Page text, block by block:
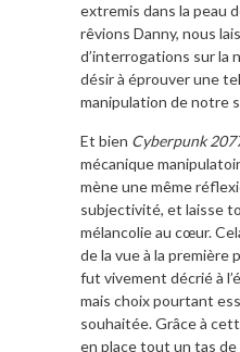
extremis dans la peau
rêvions Danny, nous
d’interrogations sur la
désir à éprouver une
manipulation de notre
Et bien Cyberpunk
mécanique
mène une même
subjectivité, et laisse
mélancolie au cœur.
de la vue à la première
fut vivement décrié à
mais choix pourtant
souhaitée. Grâce à
en place tout un tas de